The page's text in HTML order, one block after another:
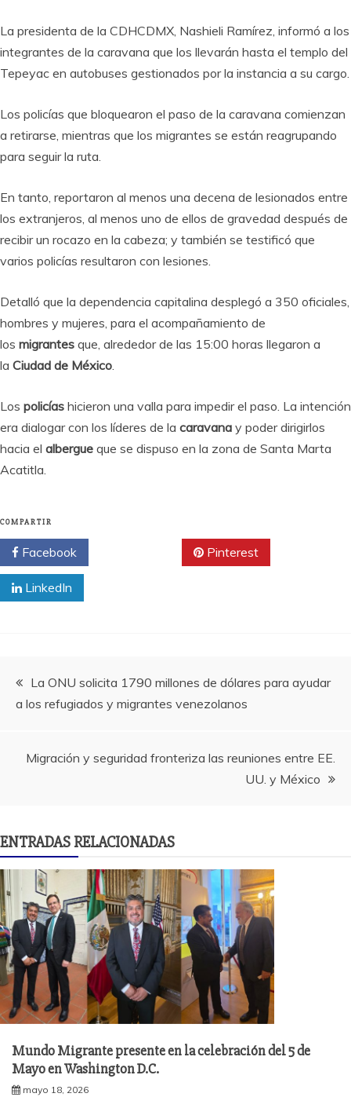
La presidenta de la CDHCDMX, Nashieli Ramírez, informó a los
integrantes de la caravana que los llevarán hasta el templo del
Tepeyac en autobuses gestionados por la instancia a su cargo.
Los policías que bloquearon el paso de la caravana comienzan
a retirarse, mientras que los migrantes se están reagrupando
para seguir la ruta.
En tanto, reportaron al menos una decena de lesionados entre
los extranjeros, al menos uno de ellos de gravedad después de
recibir un rocazo en la cabeza; y también se testificó que
varios policías resultaron con lesiones.
Detalló que la dependencia capitalina desplegó a 350 oficiales,
hombres y mujeres, para el acompañamiento de
los migrantes que, alrededor de las 15:00 horas llegaron a
la Ciudad de México.
Los policías hicieron una valla para impedir el paso. La intención
era dialogar con los líderes de la caravana y poder dirigirlos
hacia el albergue que se dispuso en la zona de Santa Marta
Acatitla.
COMPARTIR
Facebook Pinterest
LinkedIn
Navegación
de
entradas
La ONU solicita 1790 millones de dólares para ayudar
a los refugiados y migrantes venezolanos
Migración y seguridad fronteriza las reuniones entre EE.
UU. y México
ENTRADAS RELACIONADAS
Mundo Migrante presente en la celebración del 5 de
Mayo en Washington D.C.
mayo 18, 2026